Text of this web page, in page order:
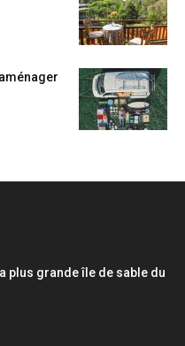
plus grande île de sable du